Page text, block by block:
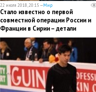
22 июля 2018, 20:15 —Мир
Стало известно о первой
совместной операции России и
Франции в Сирии – детали